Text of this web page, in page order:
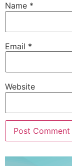
Name *
Email *
Website